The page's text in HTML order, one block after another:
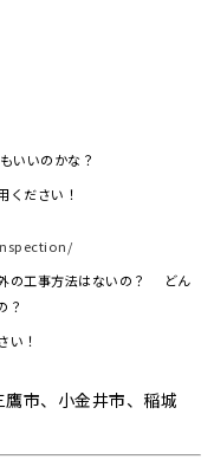
いいのかな？
ださい！
の工事方法はないの？ どん
？
！
市、小金井市、稲城